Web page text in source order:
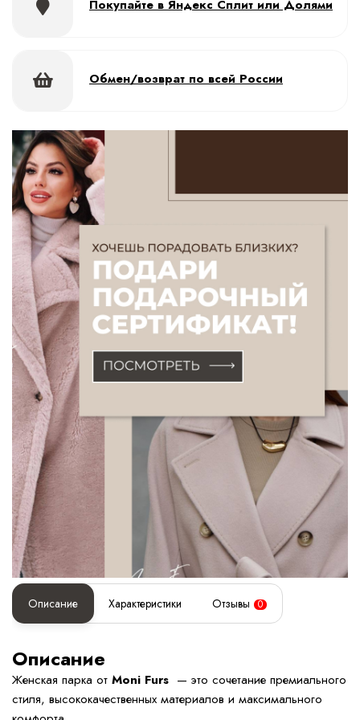
Покупайте в Яндекс Сплит или Долями
Обмен/возврат по всей России
Описание Характеристики Отзывы 0
Описание
Женская парка от Moni Furs — это сочетание премиального
стиля, высококачественных материалов и максимального